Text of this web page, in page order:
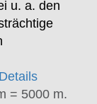
u. a. den
Details
= 5000 m.